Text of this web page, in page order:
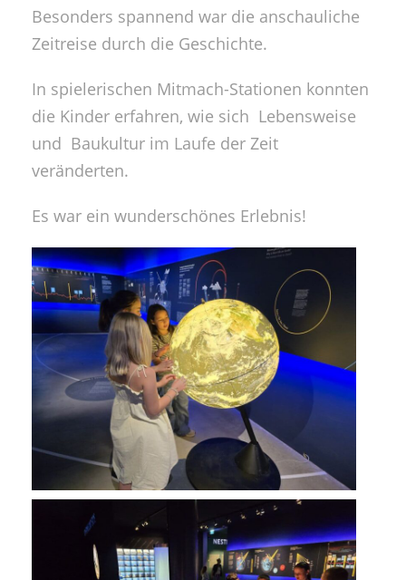
Besonders spannend war die anschauliche
Zeitreise durch die Geschichte.
In spielerischen Mitmach-Stationen konnten
die Kinder erfahren, wie sich Lebensweise
und Baukultur im Laufe der Zeit
veränderten.
Es war ein wunderschönes Erlebnis!